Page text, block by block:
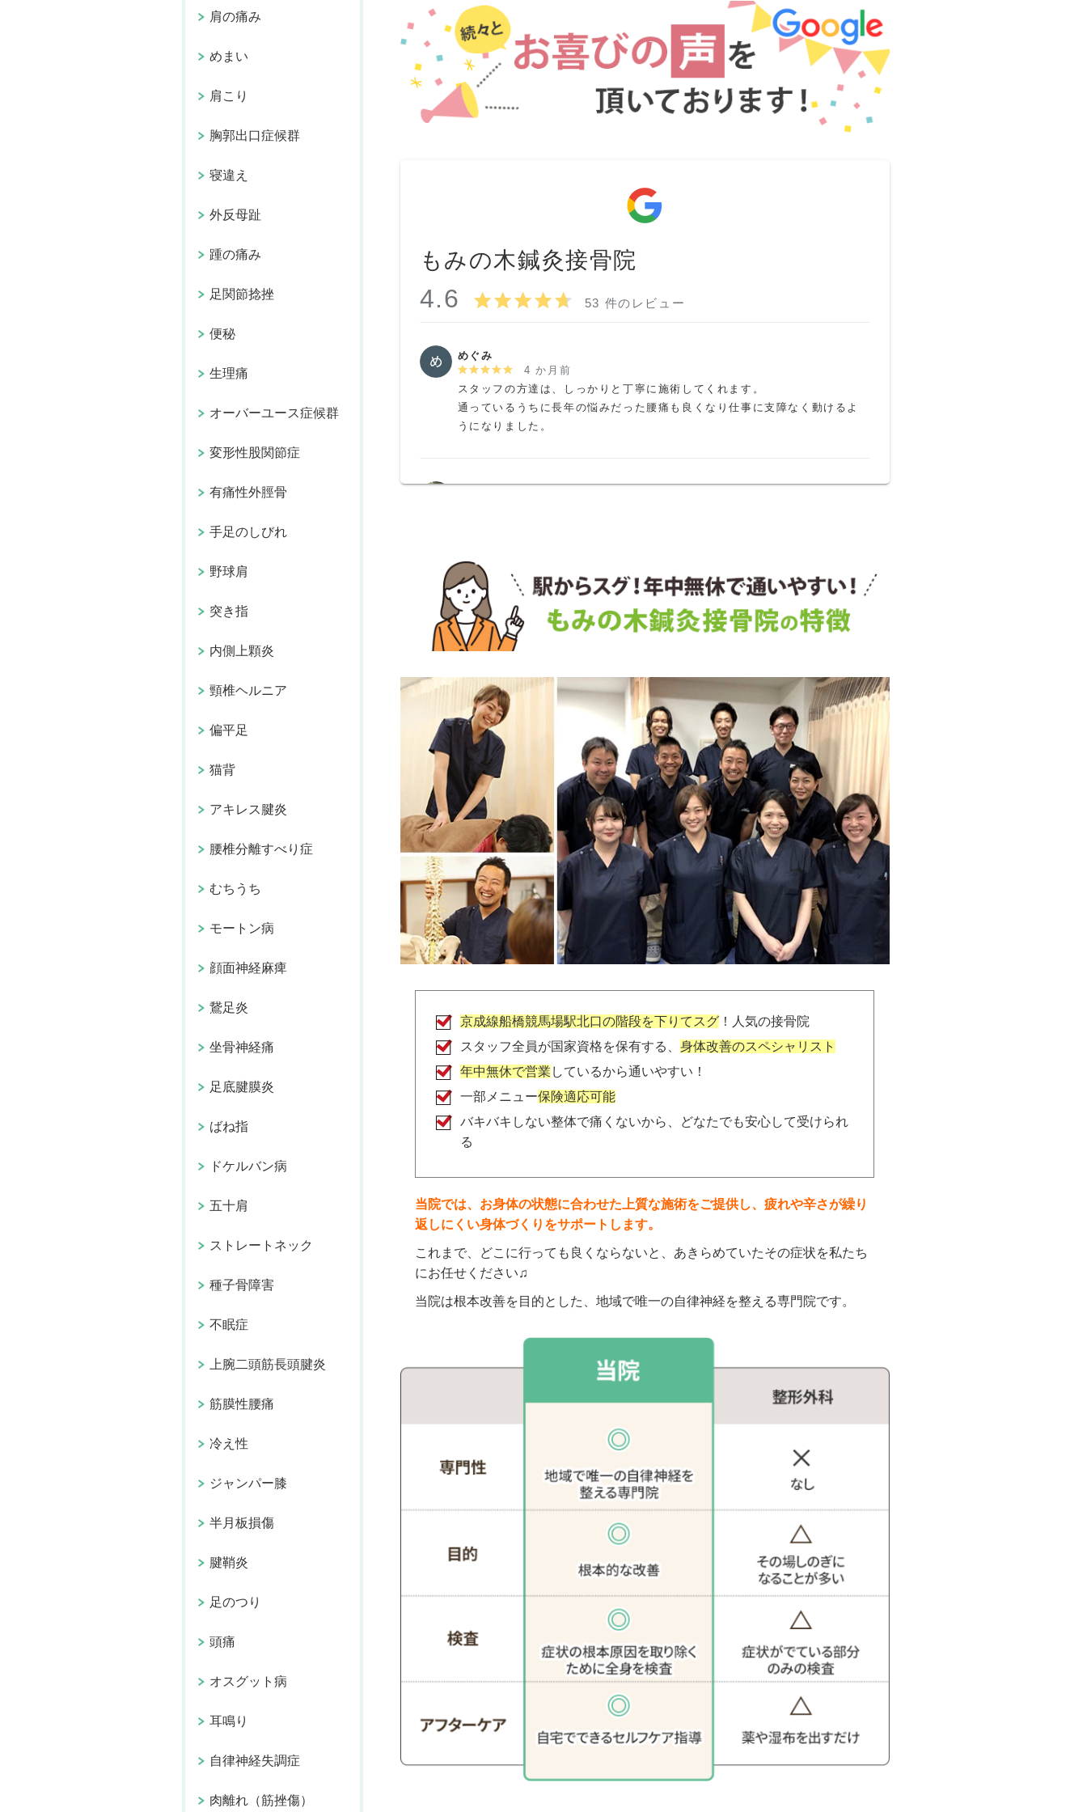
もみの木鍼灸接骨院
4.6 53 件のレビュー
めぐみ
4 か月前
スタッフの方達は、しっかりと丁寧に施術してくれます。
通っているうちに長年の悩みだった腰痛も良くなり仕事に支障なく動けるよ
うになりました。
イチでした。
ペンション田代
フレンドリーな雰囲気でいつも混んでいる
笑い声が聞こえる
samai pateno
2 か月前
店内の音楽が、やたらうるさい。
もっとリラックス出来る音楽にして欲しい。
また、しつこく保険外診療を勧められて、
通いたく無くなりました！
さっちー
2 年前
ここ最近は、毎週、通わせて頂いてます。
いますが、その上、パーキングあり。
LINEでのやり取りもできるので、仕事中、電話できなくても、隠れてコソコ
ソ、LINEで予約などさせて頂いてます。
診療時間も、仕事の後に伺えて、大変、頼りになります。
いつもありがとうございます。
京成線船橋競馬場駅北口の階段を下りてスグ！人気の接骨院
スタッフ全員が国家資格を保有する、 身体改善のスペシャリスト
年中無休で営業 しているから通いやすい！
一部メニュー保険適応可能
バキバキしない整体で痛くないから、どなたでも安心して受けられ
る
当院では、お身体の状態に合わせた上質な施術をご提供し、疲れや辛さが繰り
返しにくい身体づくりをサポートします。
これまで、どこに行っても良くならないと、あきらめていたその症状を私たち
にお任せください♫
当院は根本改善を目的とした、地域で唯一の自律神経を整える専門院です。
肩の痛み
めまい
肩こり
胸郭出口症候群
寝違え
外反母趾
踵の痛み
足関節捻挫
便秘
生理痛
オーバーユース症候群
変形性股関節症
有痛性外脛骨
手足のしびれ
野球肩
突き指
内側上顆炎
頸椎ヘルニア
偏平足
猫背
アキレス腱炎
腰椎分離すべり症
むちうち
モートン病
顔面神経麻痺
鵞足炎
坐骨神経痛
足底腱膜炎
ばね指
ドケルバン病
五十肩
ストレートネック
種子骨障害
不眠症
上腕二頭筋長頭腱炎
筋膜性腰痛
冷え性
ジャンパー膝
半月板損傷
腱鞘炎
足のつり
頭痛
オスグット病
耳鳴り
自律神経失調症
肉離れ（筋挫傷）